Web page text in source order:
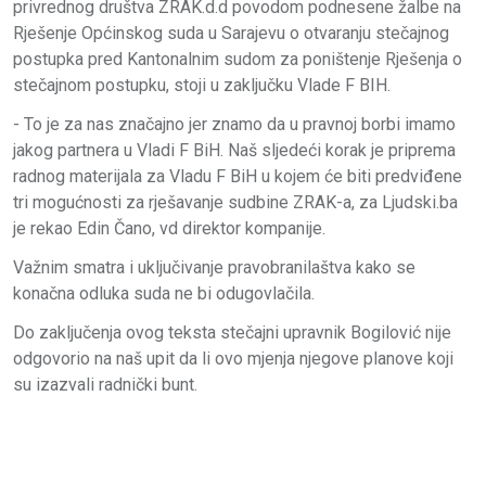
privrednog društva ZRAK.d.d povodom podnesene žalbe na
Rješenje Općinskog suda u Sarajevu o otvaranju stečajnog
postupka pred Kantonalnim sudom za poništenje Rješenja o
stečajnom postupku, stoji u zaključku Vlade F BIH.
- To je za nas značajno jer znamo da u pravnoj borbi imamo
jakog partnera u Vladi F BiH. Naš sljedeći korak je priprema
radnog materijala za Vladu F BiH u kojem će biti predviđene
tri mogućnosti za rješavanje sudbine ZRAK-a, za Ljudski.ba
je rekao Edin Čano, vd direktor kompanije.
Važnim smatra i uključivanje pravobranilaštva kako se
konačna odluka suda ne bi odugovlačila.
Do zaključenja ovog teksta stečajni upravnik Bogilović nije
odgovorio na naš upit da li ovo mjenja njegove planove koji
su izazvali radnički bunt.